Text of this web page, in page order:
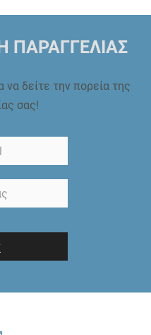
ΠΑΡΑΓΓΕΛΙΑΣ
να δείτε την πορεία της
σας!